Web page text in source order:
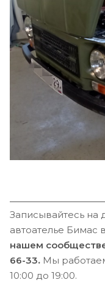
Записывайтесь на
автоателье Бимас
нашем
66-33. Мы
10:00 до 19:00.